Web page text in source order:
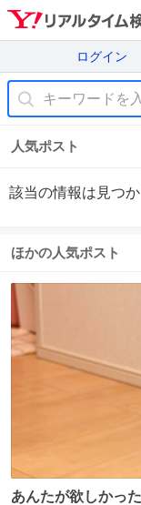
ログイン
人気ポスト
該当の情報は見つか
ほかの人気ポスト
あんたが欲しかっ